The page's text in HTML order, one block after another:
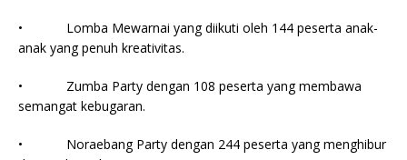
• Lomba Mewarnai yang diikuti oleh 144 peserta anak-
anak yang penuh kreativitas.
• Zumba Party dengan 108 peserta yang membawa
semangat kebugaran.
• Noraebang Party dengan 244 peserta yang menghibur